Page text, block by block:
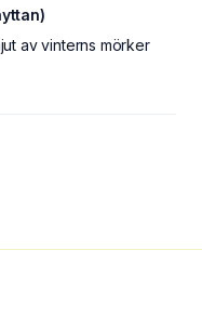
av vinterns mörker